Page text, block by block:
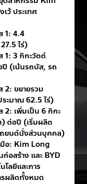
ว้ ประเทศ
1: 4.4
ไร่)
1: 3 กิกะวัตต์
(เน้นรถบัส, รถ
2: ขยายรวม
ระมาณ 62.5 ไร่)
2: เพิ่มเป็น 6 กิกะ
ต่อปี (เริ่มผลิต
ยนต์นั่งส่วนบุคคล)
อ: Kim Long
สร้าง และ BYD
ลยีและการ
ผลิตทั้งหมด